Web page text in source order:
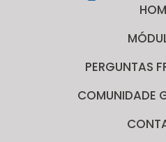
PERGUNTAS
COMUNIDADE